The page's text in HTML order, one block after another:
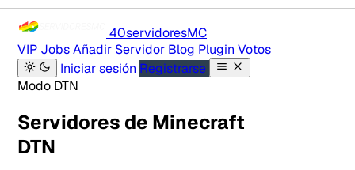
40servidoresMC
VIP JobsAñadir Servidor Blog Plugin Votos
Iniciar sesión Registrarse
Modo DTN
Servidores de Minecraft
DTN